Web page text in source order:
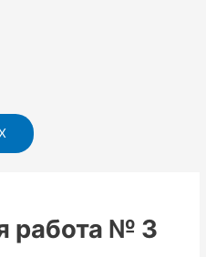
работа № 3